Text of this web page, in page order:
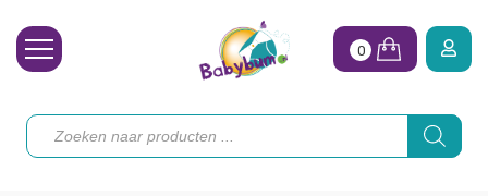
Toebehoren
0
Producten
zoeken